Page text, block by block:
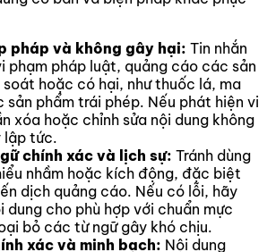
pháp và không gây hại: Tin nhắn
phạm pháp luật, quảng cáo các sản
soát hoặc có hại, như thuốc lá, ma
phẩm trái phép. Nếu phát hiện vi
xóa hoặc chỉnh sửa nội dung không
lập tức.
chính xác và lịch sự: Tránh dùng
nhầm hoặc kích động, đặc biệt
dịch quảng cáo. Nếu có lỗi, hãy
dung cho phù hợp với chuẩn mực
bỏ các từ ngữ gây khó chịu.
xác và minh bạch: Nội dung